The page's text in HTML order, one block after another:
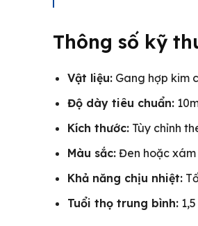
Thông số kỹ
Vật liệu: Gang hợp kim
Độ dày tiêu chuẩn:
Kích thước: Tùy chỉnh
Màu sắc: Đen hoặc xám
Khả năng chịu nhiệt:
Tuổi thọ trung bình: